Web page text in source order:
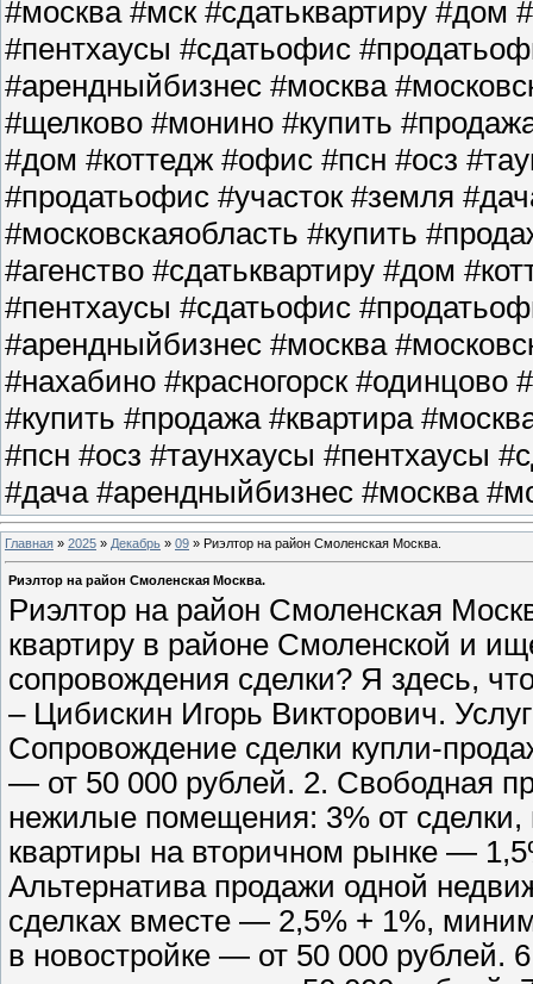
#москва #мск #сдатьквартиру #дом
#пентхаусы #сдатьофис
#арендныйбизнес #москва
#щелково #монино #купить
#дом #коттедж #офис #псн #осз
#продатьофис #участок #земля
#московскаяобласть #купить
#агенство #сдатьквартиру #дом
#пентхаусы #сдатьофис
#арендныйбизнес #москва
#нахабино #красногорск
#купить #продажа #квартира
#псн #осз #таунхаусы #пентхаусы
#дача #арендныйбизнес #москва
Главная » 2025 » Декабрь » 09 » Риэлтор на район Смоленская Москва.
Риэлтор на район Смоленская Москва.
Риэлтор на район Смоленская
квартиру в районе Смоленской и
сопровождения сделки? Я здесь,
– Цибискин Игорь Викторович.
Сопровождение сделки купли-
— от 50 000 рублей. 2. Свободная
нежилые помещения: 3% от
квартиры на вторичном рынке —
Альтернатива продажи одной
сделках вместе — 2,5% + 1%,
в новостройке — от 50 000 рублей.